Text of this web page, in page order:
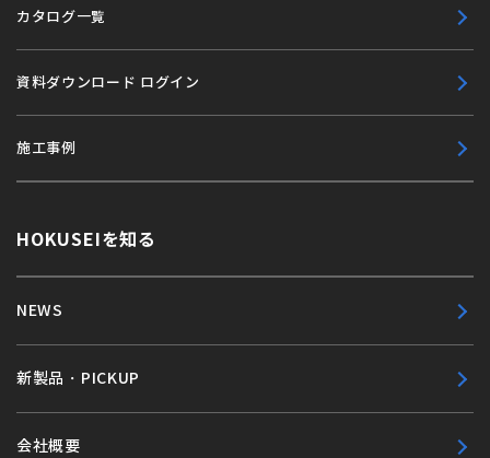
カタログ一覧
資料ダウンロード ログイン
施工事例
HOKUSEIを知る
NEWS
新製品・PICKUP
会社概要